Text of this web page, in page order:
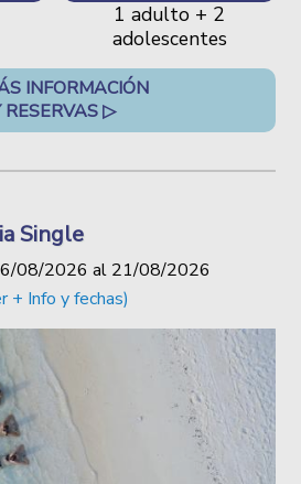
1 adulto + 2
adolescentes
INFORMACIÓN
RESERVAS ▷
Single
08/2026 al 21/08/2026
+ Info y fechas)